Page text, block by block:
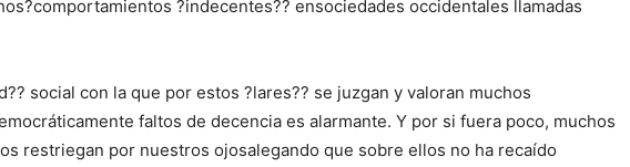
?indecentes?? ensociedades occidentales llamadas
social con la que por estos ?lares?? se juzgan y valoran muchos
faltos de decencia es alarmante. Y por si fuera poco, muchos
restriegan por nuestros ojosalegando que sobre ellos no ha recaído